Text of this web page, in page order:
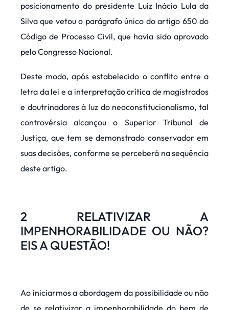
posicionamento do presidente Luiz Inácio Lula da
Silva que vetou o parágrafo único do artigo 650 do
Código de Processo Civil, que havia sido aprovado
pelo Congresso Nacional.
Deste modo, após estabelecido o conflito entre a
letra da lei e a interpretação crítica de magistrados
e doutrinadores à luz do neoconstitucionalismo, tal
controvérsia alcançou o Superior Tribunal de
Justiça, que tem se demonstrado conservador em
suas decisões, conforme se perceberá na sequência
deste artigo.
2 RELATIVIZAR A
IMPENHORABILIDADE OU NÃO?
EIS A QUESTÃO!
Ao iniciarmos a abordagem da possibilidade ou não
de se relativizar a impenhorabilidade do bem de